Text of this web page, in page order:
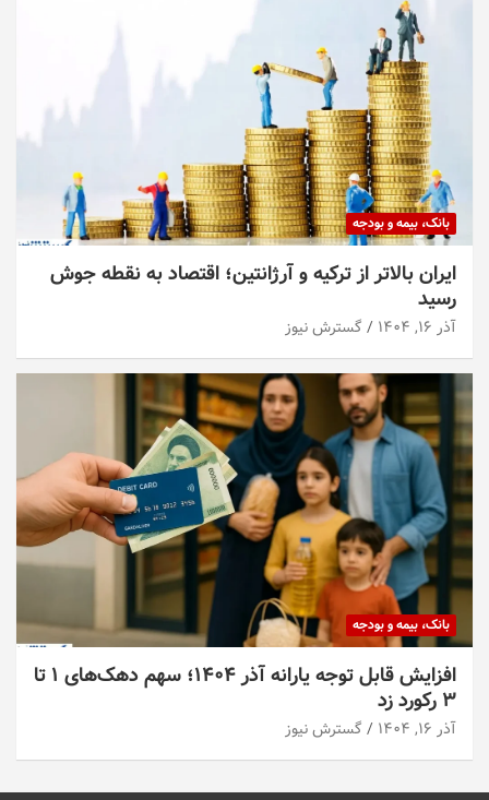
بانک، بیمه و بودجه
ایران بالاتر از ترکیه و آرژانتین؛ اقتصاد به نقطه جوش
رسید
آذر ۱۶, ۱۴۰۴ گسترش نیوز
بانک، بیمه و بودجه
افزایش قابل توجه یارانه آذر ۱۴۰۴؛ سهم دهک‌های ۱ تا
۳ رکورد زد
آذر ۱۶, ۱۴۰۴ گسترش نیوز